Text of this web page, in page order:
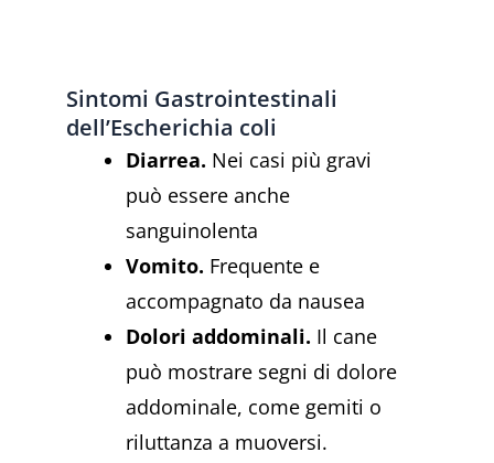
Sintomi Gastrointestinali
dell’Escherichia coli
Diarrea. Nei casi più gravi
può essere anche
sanguinolenta
Vomito. Frequente e
accompagnato da nausea
Dolori addominali. Il cane
può mostrare segni di dolore
addominale, come gemiti o
riluttanza a muoversi.